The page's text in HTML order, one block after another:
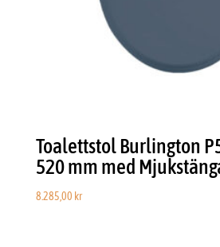
Toalettstol Burlington
520 mm med
8.285,00 kr